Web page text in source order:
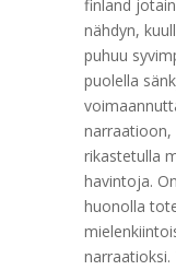
finland
nähdyn,
puhuu
puolella
narraatioon,
rikastetulla
havintoja.
huonolla